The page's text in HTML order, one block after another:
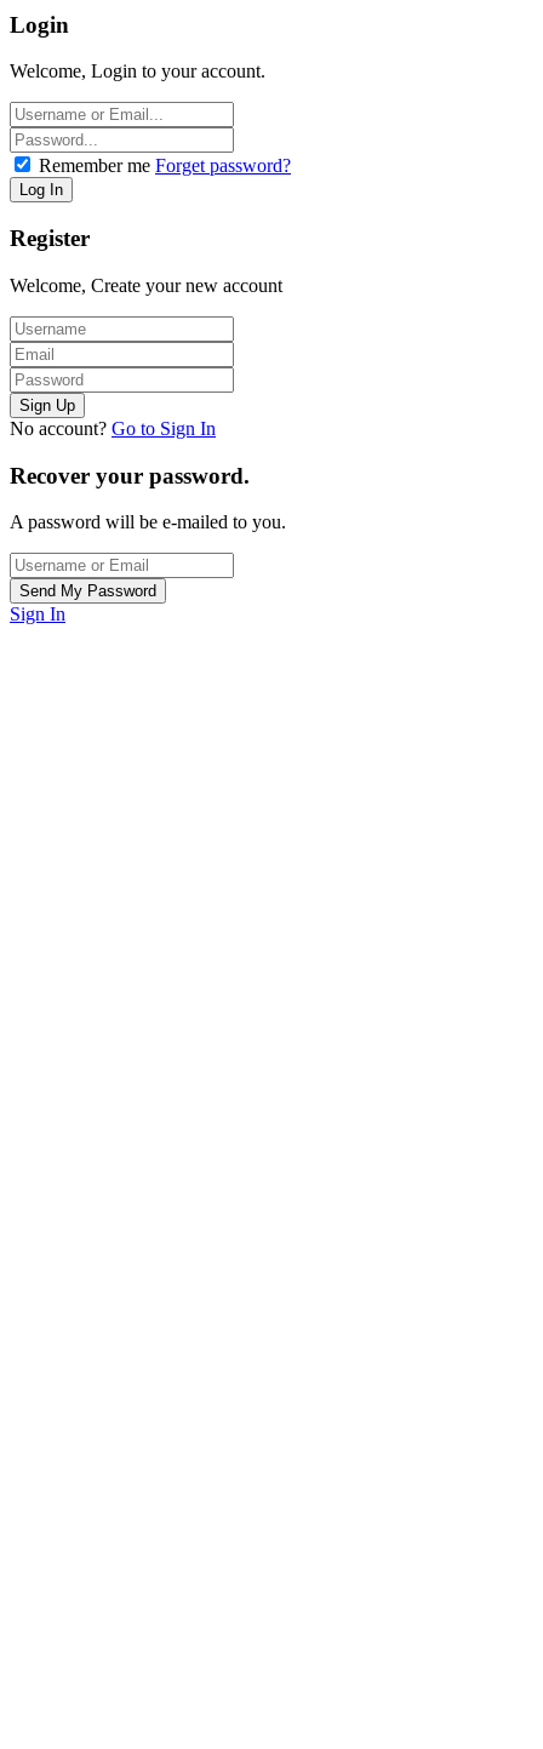
Login
Welcome, Login to your account.
Remember me Forget password?
Register
Welcome, Create your new account
No account? Go to Sign In
Recover your password.
A password will be e-mailed to you.
Sign In